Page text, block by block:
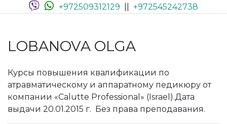
+972509312129
+972545242738
LOBANOVA OLGA
Курсы повышения квалификации по
атравматическому и аппаратному педикюру от
компании «Calutte Professional» (Israel).Дата
выдачи 20.01.2015 г. Без права преподавания.